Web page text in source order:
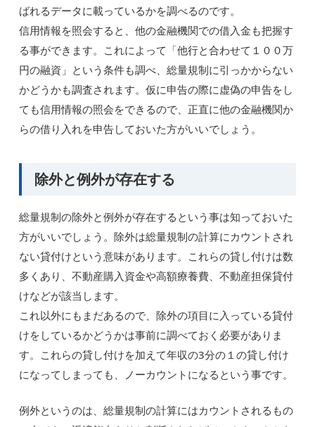
ばれるデータに載っているかを調べるのです。
信用情報を照会すると、他の金融機関での借入金も把握す
る事ができます。これによって「他行と合わせて１００万
円の融資」という条件も調べ、総量規制に引っかからない
かどうかも調査されます。仮に申告の際に虚偽の申告をし
ても信用情報の照会をできるので、正直に他の金融機関か
らの借り入れを申告しておいた方がいいでしょう。
除外と例外が存在する
総量規制の除外と例外が存在するという事は知っておいた
方がいいでしょう。除外は総量規制の計算にカウントされ
ない貸付けという意味があります。これらの貸し付けは数
多くあり、不動産購入資金や高額療養費、不動産担保貸付
けなどが該当します。
これ以外にもまだあるので、除外の項目に入っている貸付
けをしているかどうかは事前に調べておく必要がありま
す。これらの貸し付けを加えて年収の3分の１の貸し付け
になってしまっても、ノーカウントになるという事です。
例外というのは、総量規制の計算にはカウントされるもの